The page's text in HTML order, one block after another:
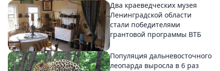
Два краеведческих музея
Ленинградской области
стали победителями
грантовой программы ВТБ
Популяция дальневосточного
леопарда выросла в 6 раз